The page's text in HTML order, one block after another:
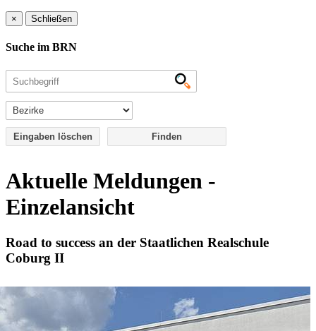
× Schließen
Suche im BRN
Eingaben löschen
Aktuelle Meldungen -
Einzelansicht
Road to success an der Staatlichen Realschule
Coburg II